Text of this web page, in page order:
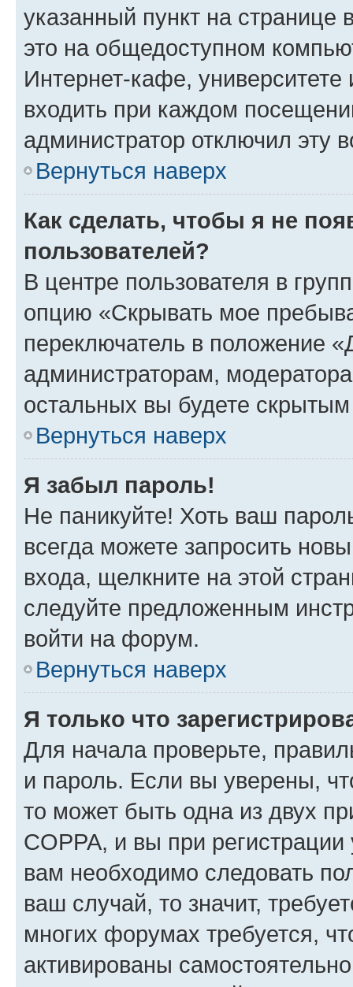
указанный пункт на
это на общедоступном
Интернет-кафе, университете
входить при каждом
администратор отключил эту
Вернуться наверх
Как сделать, чтобы я не
пользователей?
В центре пользователя в
опцию «Скрывать мое
переключатель в положение
администраторам,
остальных вы будете
Вернуться наверх
Я забыл пароль!
Не паникуйте! Хоть ваш
всегда можете запросить
входа, щелкните на этой
следуйте предложенным
войти на форум.
Вернуться наверх
Я только что
Для начала проверьте,
и пароль. Если вы уверены,
то может быть одна из двух
COPPA, и вы при
вам необходимо следовать
ваш случай, то значит,
многих форумах требуется,
активированы